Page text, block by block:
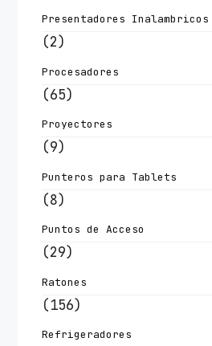
Presentadores Inalambricos
(2)
Procesadores
(65)
Proyectores
(9)
Punteros para Tablets
(8)
Puntos de Acceso
(29)
Ratones
(156)
Refrigeradores